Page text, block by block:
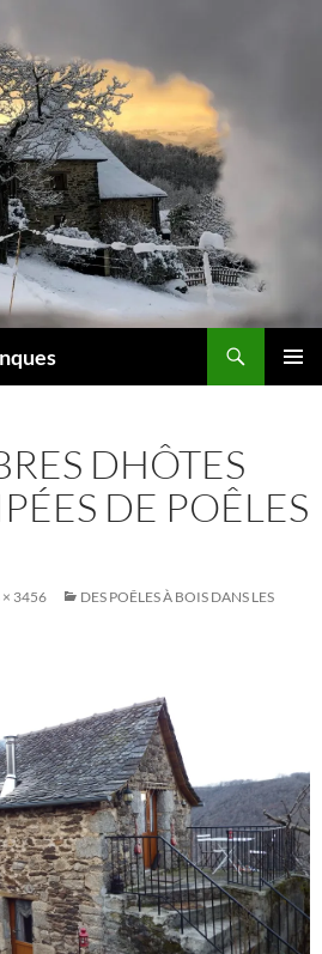
DHÔTES
DE POÊLES
3456
DES POÊLES À BOIS DANS LES